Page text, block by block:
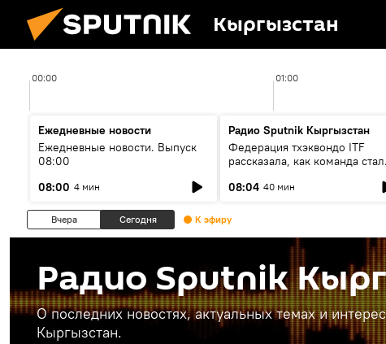
Кыргызстан
00:00 01:00
Ежедневные новости
Ежедневные новости. Выпуск
08:00
08:00 4 мин
Радио Sputnik Кыргызстан
Федерация тхэквондо ITF
рассказала, как команда
08:04 40 мин
Вчера Сегодня К эфиру
Радио Sputnik
О последних новостях, актуальных темах и
Кыргызстан.